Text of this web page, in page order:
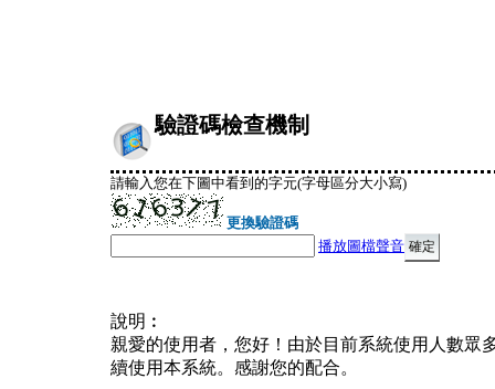
驗證碼檢查機制
請輸入您在下圖中看到的字元(字母區分大小寫)
更換驗證碼
播放圖檔聲音
說明︰
親愛的使用者，您好！由於目前系統使用人數眾
續使用本系統。感謝您的配合。